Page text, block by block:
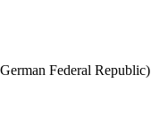
Federal Republic)